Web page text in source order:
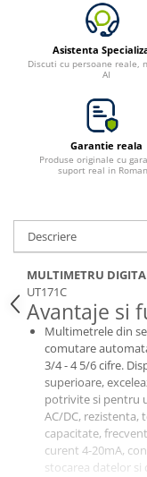
Asistenta
Discuti cu persoane reale,
AI
Garantie reala
Produse originale cu
suport real in
Descriere
MULTIMETRU
UT171C
Avantaje si
Multimetrele din
comutare
3/4 - 4 5/6 cifre.
superioare,
potrivite si pentru
AC/DC,
capacitate,
curent 4-20mA,
stocarea datelor si